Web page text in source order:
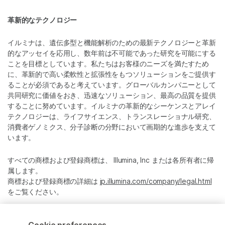
革新的なテクノロジー
イルミナは、遺伝多型と機能解析のための最新テクノロジーと革新
的なアッセイを応用し、数年前は不可能であった研究を可能にする
ことを目標としています。私たちはお客様のニーズを満たすため
に、革新的で高い柔軟性と拡張性をもつソリューションをご提供す
ることが必須であると考えています。グローバルカンパニーとして
共同研究に価値をおき、迅速なソリューション、最高の品質を提供
することに努めています。イルミナの革新的なシーケンスとアレイ
テクノロジーは、ライフサイエンス、トランスレーショナル研究、
消費者ゲノミクス、分子診断の分野において画期的な進歩を支えて
います。
すべての商標および登録商標は、 Illumina, Inc または各所有者に帰
属します。
商標および登録商標の詳細は jp.illumina.com/company/legal.html
をご覧ください。
Cookie Management Center